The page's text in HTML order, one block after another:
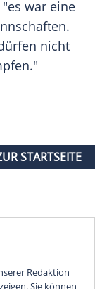
war eine
nicht
STARTSEITE
Redaktion
Sie können